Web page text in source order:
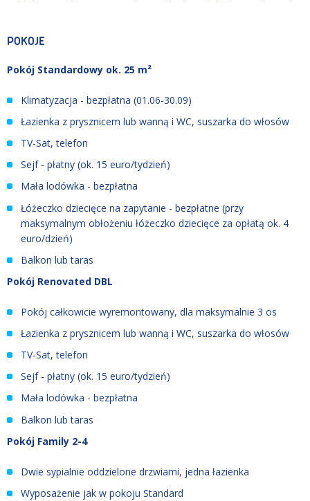
POKOJE
Pokój Standardowy ok. 25 m²
Klimatyzacja - bezpłatna (01.06-30.09)
Łazienka z prysznicem lub wanną i WC, suszarka do włosów
TV-Sat, telefon
Sejf - płatny (ok. 15 euro/tydzień)
Mała lodówka - bezpłatna
Łóżeczko dziecięce na zapytanie - bezpłatne (przy
maksymalnym obłożeniu łóżeczko dziecięce za opłatą ok. 4
euro/dzień)
Balkon lub taras
Pokój Renovated DBL
Pokój całkowicie wyremontowany, dla maksymalnie 3 os
Łazienka z prysznicem lub wanną i WC, suszarka do włosów
TV-Sat, telefon
Sejf - płatny (ok. 15 euro/tydzień)
Mała lodówka - bezpłatna
Balkon lub taras
Pokój Family 2-4
Dwie sypialnie oddzielone drzwiami, jedna łazienka
Wyposażenie jak w pokoju Standard